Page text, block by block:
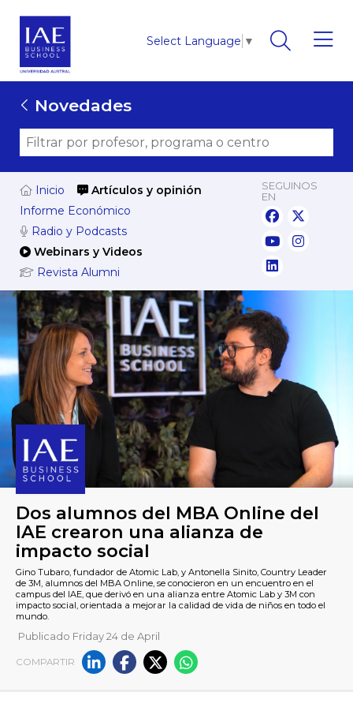
Select Language ▼
Novedades
Inicio
Artículos y opinión
Informe Económico
Radio y Podcasts
Webinars y Videos
Revista Alumni
SEGUINOS
EN
Dos alumnos del MBA
IAE crearon una alianza de
Publicado Friday 24 de April
COMPARTIR